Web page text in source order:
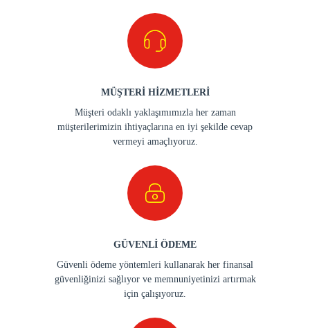
MÜŞTERİ HİZMETLERİ
Müşteri odaklı yaklaşımımızla her zaman
müşterilerimizin ihtiyaçlarına en iyi şekilde cevap
vermeyi amaçlıyoruz.
GÜVENLİ ÖDEME
Güvenli ödeme yöntemleri kullanarak her finansal
güvenliğinizi sağlıyor ve memnuniyetinizi artırmak
için çalışıyoruz.